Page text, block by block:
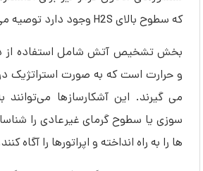
که سطوح بالای H2S وجود دارد توصیه می شود.
بخش تشخیص آتش شامل استفاده از
و حرارت است که به صورت استراتژیک در
می گیرند. این آشکارسازها
‌سوزی یا سطوح گرمای غیرعادی را
ها را به راه انداخته و اپراتورها را آگاه کنند.